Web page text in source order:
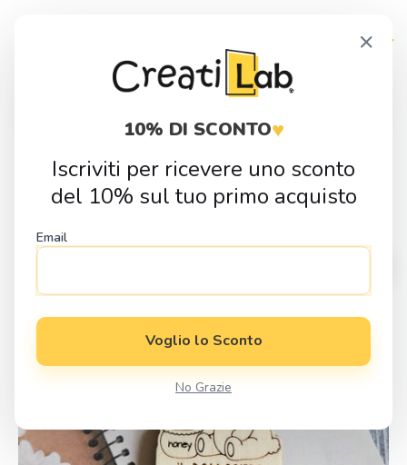
Home Bomboniere Bomboniere Nascita
Calamita Orsetto
con vasetto di miele
×
10% DI SCONTO♥
Iscriviti per ricevere uno sconto
del 10% sul tuo primo acquisto
Email
Voglio lo Sconto
No Grazie